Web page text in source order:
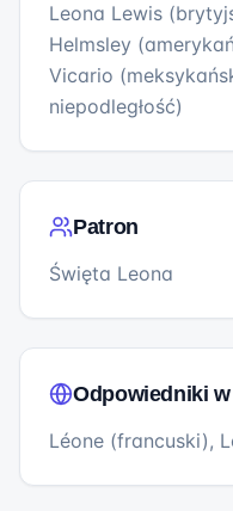
Leona Lewis
Helmsley
Vicario
niepodległość)
Patron
Święta Leona
Odpowiedniki
Léone (francuski),